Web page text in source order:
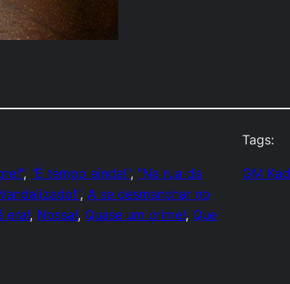
, "É tempo ainda!", "Na rua da
, A se desmanchar no
era!, Nossa!, Quase um crime!, Que
Tags:
GM